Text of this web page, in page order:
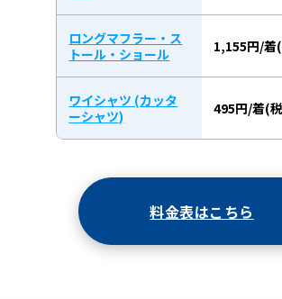
ロングマフラー・ス
トール・ショール
1,155円/着
ワイシャツ (カッタ
ーシャツ)
495円/着(
料金表はこちら